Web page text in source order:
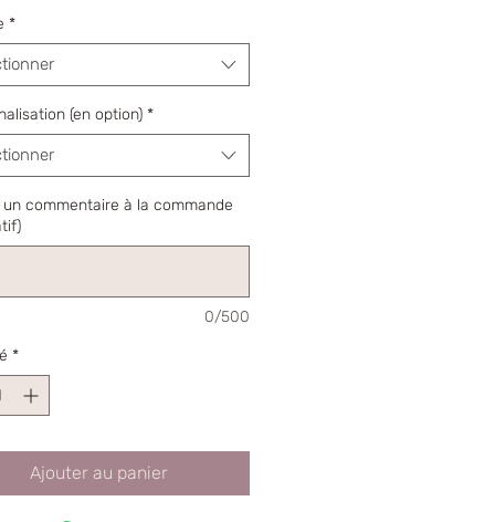
*
(en option) *
commentaire à la commande
0/500
*
Ajouter au panier